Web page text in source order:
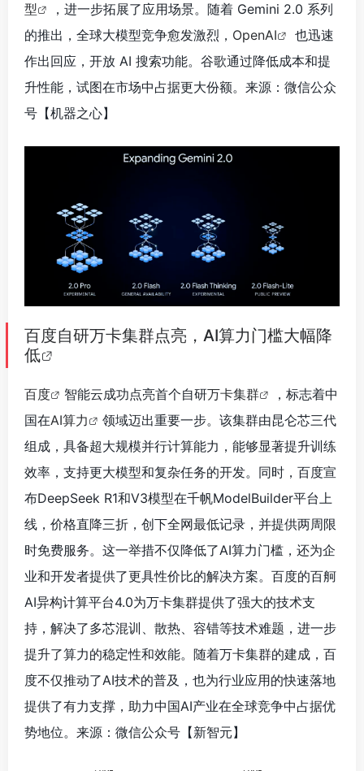
型
，进一步拓展了应用场景。随着 Gemini 2.0 系列
的推出，全球大模型竞争愈发激烈， OpenAI
也迅速
作出回应，开放 AI 搜索功能。谷歌通过降低成本和提
升性能，试图在市场中占据更大份额。来源：微信公众
号【机器之心】
百度自研万卡集群点亮，AI算力门槛大幅降
低
百度 智能云成功点亮首个自研万卡集群
，标志着中
国在AI算力
领域迈出重要一步。该集群由昆仑芯三代
组成，具备超大规模并行计算能力，能够显著提升训练
效率，支持更大模型和复杂任务的开发。同时，百度宣
布DeepSeek R1和V3模型在千帆ModelBuilder平台上
线，价格直降三折，创下全网最低记录，并提供两周限
时免费服务。这一举措不仅降低了AI算力门槛，还为企
业和开发者提供了更具性价比的解决方案。百度的百舸
AI异构计算平台4.0为万卡集群提供了强大的技术支
持，解决了多芯混训、散热、容错等技术难题，进一步
提升了算力的稳定性和效能。随着万卡集群的建成，百
度不仅推动了AI技术的普及，也为行业应用的快速落地
提供了有力支撑，助力中国AI产业在全球竞争中占据优
势地位。来源：微信公众号【新智元】